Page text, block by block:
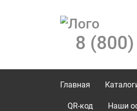
8
Главная
QR-код Наши